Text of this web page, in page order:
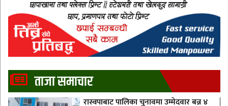
ताजा समाचार
रास्वपाबाट पालिका चुनावमा उम्मेदवार बन्न ४